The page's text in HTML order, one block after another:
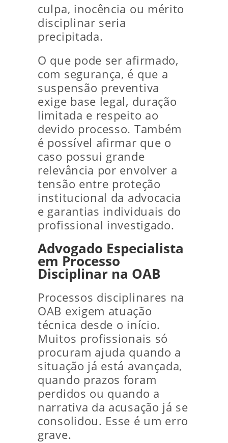
culpa, inocência ou mérito
disciplinar seria
precipitada.
O que pode ser afirmado,
com segurança, é que a
suspensão preventiva
exige base legal, duração
limitada e respeito ao
devido processo. Também
é possível afirmar que o
caso possui grande
relevância por envolver a
tensão entre proteção
institucional da advocacia
e garantias individuais do
profissional investigado.
Advogado Especialista
em Processo
Disciplinar na OAB
Processos disciplinares na
OAB exigem atuação
técnica desde o início.
Muitos profissionais só
procuram ajuda quando a
situação já está avançada,
quando prazos foram
perdidos ou quando a
narrativa da acusação já se
consolidou. Esse é um erro
grave.